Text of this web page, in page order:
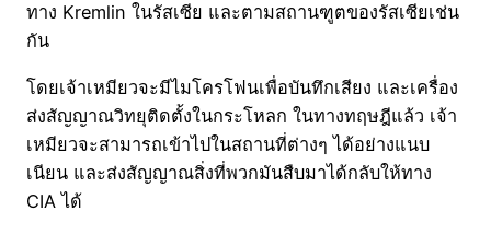
ทาง Kremlin ในรัสเซีย และตามสถานฑูตของรัสเซียเช่น
กัน
โดยเจ้าเหมียวจะมีไมโครโฟนเพื่อบันทึกเสียง และเครื่อง
ส่งสัญญาณวิทยุติดตั้งในกระโหลก ในทางทฤษฎีแล้ว เจ้า
เหมียวจะสามารถเข้าไปในสถานที่ต่างๆ ได้อย่างแนบ
เนียน และส่งสัญญาณสิ่งที่พวกมันสืบมาได้กลับให้ทาง
CIA ได้